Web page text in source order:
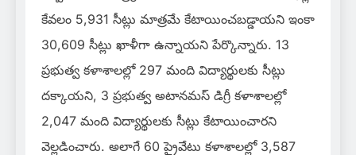
కేవలం 5,931 సీట్లు మాత్రమే కేటాయించబడ్డాయని ఇంకా
30,609 సీట్లు ఖాళీగా ఉన్నాయని పేర్కొన్నారు. 13
ప్రభుత్వ కళాశాలల్లో 297 మంది విద్యార్థులకు సీట్లు
దక్కాయని, 3 ప్రభుత్వ అటానమస్ డిగ్రీ కళాశాలల్లో
2,047 మంది విద్యార్థులకు సీట్లు కేటాయించారని
వెల్లడించారు. అలాగే 60 ప్రైవేటు కళాశాలల్లో 3,587